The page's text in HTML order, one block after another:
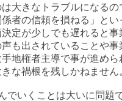
大きなトラブルになる
者の信頼を損ねる」とい
定が少しでも遅れると事
も出されていることや
地権者主導で事が進め
な禍根を残しかねません
いくことは大いに問題で